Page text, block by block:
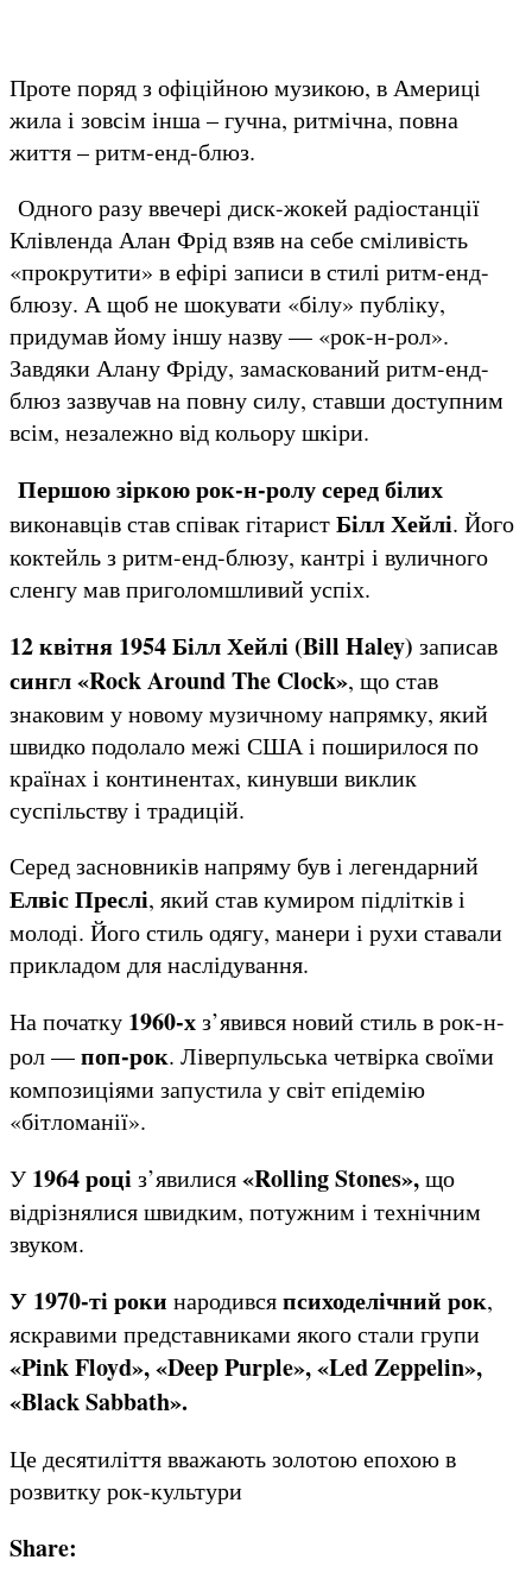
Проте поряд з офіційною музикою, в Америці
жила і зовсім інша – гучна, ритмічна, повна
життя – ритм-енд-блюз.
Одного разу ввечері диск-жокей радіостанції
Клівленда Алан Фрід взяв на себе сміливість
«прокрутити» в ефірі записи в стилі ритм-енд-
блюзу. А щоб не шокувати «білу» публіку,
придумав йому іншу назву — «рок-н-рол».
Завдяки Алану Фріду, замаскований ритм-енд-
блюз зазвучав на повну силу, ставши доступним
всім, незалежно від кольору шкіри.
Першою зіркою рок-н-ролу серед білих
виконавців став співак гітаристБілл Хейлі. Його
коктейль з ритм-енд-блюзу, кантрі і вуличного
сленгу мав приголомшливий успіх.
12 квітня 1954 Білл Хейлі (Bill Haley) записав
сингл «RockAroundThe Clock», що став
знаковим у новому музичному напрямку, який
швидко подолало межі США і поширилося по
країнах і континентах, кинувши виклик
суспільству і традицій.
Серед засновників напряму був і легендарний
Елвіс Преслі, який став кумиром підлітків і
молоді. Його стиль одягу, манери і рухи ставали
прикладом для наслідування.
На початку 1960-хз’явився новий стиль в рок-н-
рол —поп-рок. Ліверпульська четвірка своїми
композиціями запустила у світ епідемію
«бітломанії».
У 1964 роціз’явилися«RollingStones»,що
відрізнялися швидким, потужним і технічним
звуком.
У 1970-ті роки народивсяпсиходелічний рок,
яскравими представниками якого стали групи
«PinkFloyd», «DeepPurple», «LedZeppelin»,
«BlackSabbath».
Це десятиліття вважають золотою епохою в
розвитку рок-культури
Share: